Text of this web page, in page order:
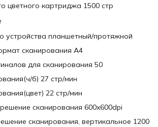
цветного картриджа 1500 стр
устройства планшетный/протяжной
сканирования A4
для сканирования 50
б) 27 стр/мин
22 стр/мин
сканирования 600x600dpi
сканирования, вертикальное 1200